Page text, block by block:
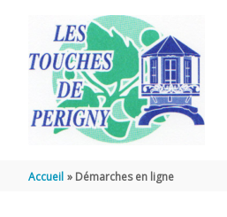
Accueil Démarches en ligne